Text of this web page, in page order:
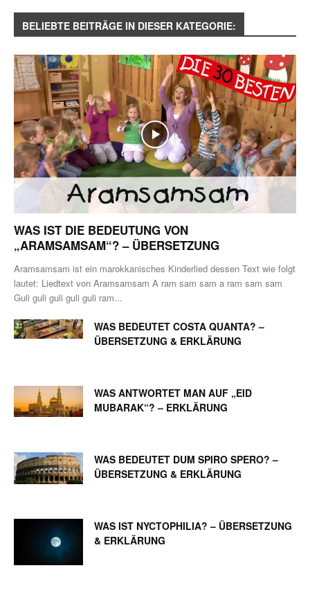
BELIEBTE BEITRÄGE IN DIESER KATEGORIE:
WAS IST DIE BEDEUTUNG VON
„ARAMSAMSAM“? – ÜBERSETZUNG
Aramsamsam ist ein marokkanisches Kinderlied dessen Text wie folgt
lautet: Liedtext von Aramsamsam A ram sam sam a ram sam sam
Guli guli guli guli guli ram...
WAS BEDEUTET COSTA QUANTA? –
ÜBERSETZUNG & ERKLÄRUNG
WAS ANTWORTET MAN AUF „EID
MUBARAK“? – ERKLÄRUNG
WAS BEDEUTET DUM SPIRO SPERO? –
ÜBERSETZUNG & ERKLÄRUNG
WAS IST NYCTOPHILIA? – ÜBERSETZUNG
& ERKLÄRUNG